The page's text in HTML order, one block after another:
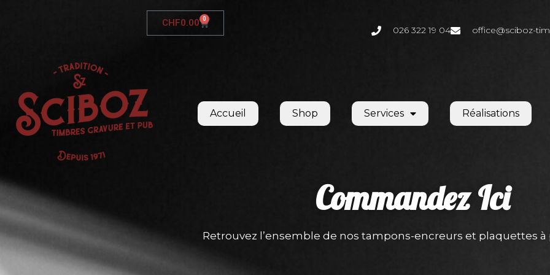
CHF0.00 0
026 322 19 04 office@sciboz-
Accueil Shop Services Réalisations
CommandezIci
Retrouvez l’ensemble de nos tampons-encreurs et plaquettes